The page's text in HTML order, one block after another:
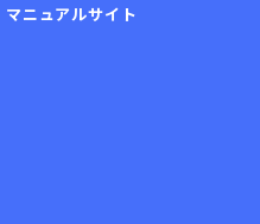
マニュアルサイト